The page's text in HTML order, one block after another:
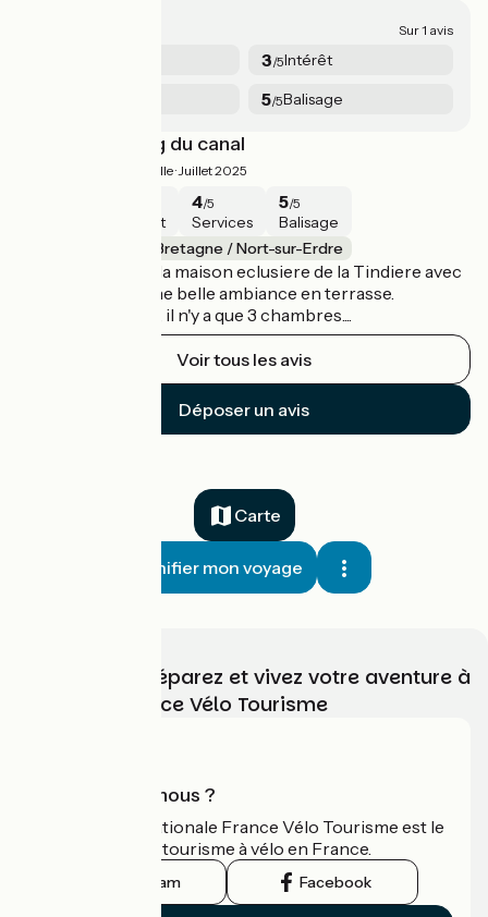
Sur 1 avis
3/5Intérêt
5/5Balisage
Au calme le long du canal
Emmanuelle ·Juillet 2025
Intérêt
4/5
Services
5/5
Balisage
La Meilleraye-de-Bretagne / Nort-sur-Erdre
Une bonne nuit à la maison eclusiere de la Tindiere avec
un bon dîner et une belle ambiance en terrasse.
Pensez à reserver, il n'y a que 3 chambres....
Voir tous les avis
Déposer un avis
Carte
Planifier mon voyage
Choisissez, préparez et vivez votre aventure à
vélo avec France Vélo Tourisme
Qui sommes-nous ?
L'association nationale France Vélo Tourisme est le
guide officiel du tourisme à vélo en France.
Instagram Facebook